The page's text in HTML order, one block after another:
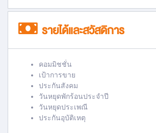
รายได้และสวัสดิการ
คอมมิชชั่น
เป้าการขาย
ประกันสังคม
วันหยุดพักร้อนประจำปี
วันหยุดประเพณี
ประกันอุบัติเหตุ